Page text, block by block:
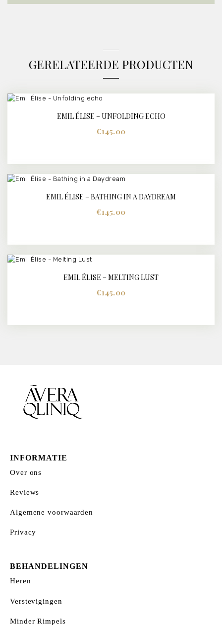
GERELATEERDE PRODUCTEN
BUY NOW DETAILS
EMIL ÉLISE – UNFOLDING ECHO
€145.00
BUY NOW DETAILS
EMIL ÉLISE – BATHING IN A DAYDREAM
€145.00
BUY NOW DETAILS
EMIL ÉLISE – MELTING LUST
€145.00
INFORMATIE
Over ons
Reviews
Algemene voorwaarden
Privacy
BEHANDELINGEN
Heren
Verstevigingen
Minder Rimpels